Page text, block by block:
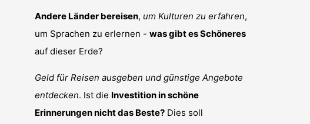
Andere Länder bereisen, um Kulturen zu erfahren,
um Sprachen zu erlernen - was gibt es Schöneres
auf dieser Erde?
Geld für Reisen ausgeben und günstige Angebote
entdecken. Ist die Investition in schöne
Erinnerungen nicht das Beste? Dies soll